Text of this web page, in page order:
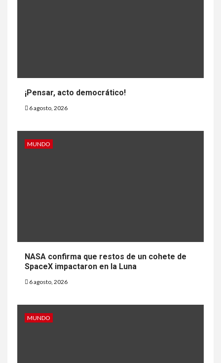
¡Pensar, acto democrático!
6 agosto, 2026
MUNDO
NASA confirma que restos de un cohete de
SpaceX impactaron en la Luna
6 agosto, 2026
MUNDO